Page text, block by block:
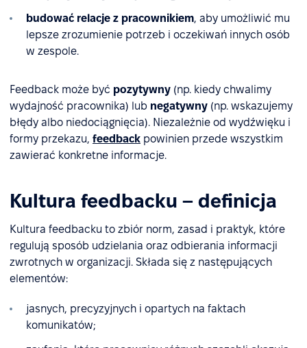
budować relacje z pracownikiem, aby umożliwić mu
lepsze zrozumienie potrzeb i oczekiwań innych osób
w zespole.
Feedback może być pozytywny (np. kiedy chwalimy
wydajność pracownika) lub negatywny (np. wskazujemy
błędy albo niedociągnięcia). Niezależnie od wydźwięku i
formy przekazu, feedback powinien przede wszystkim
zawierać konkretne informacje.
Kultura feedbacku – definicja
Kultura feedbacku to zbiór norm, zasad i praktyk, które
regulują sposób udzielania oraz odbierania informacji
zwrotnych w organizacji. Składa się z następujących
elementów:
jasnych, precyzyjnych i opartych na faktach
komunikatów;